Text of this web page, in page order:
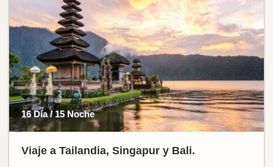
16 Día / 15 Noche
Viaje a Tailandia, Singapur y Bali.